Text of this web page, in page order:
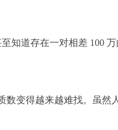
知道存在一对相差 100 万
变得越来越难找。虽然